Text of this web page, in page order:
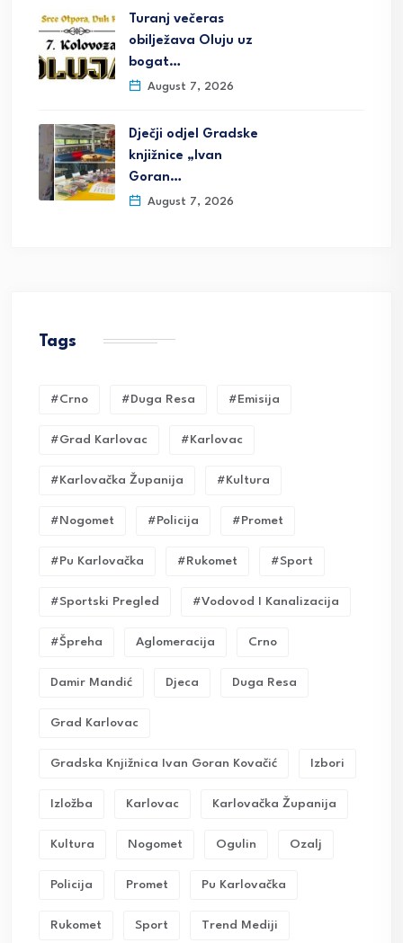
Turanj večeras
obilježava Oluju uz
bogat…
August 7, 2026
Dječji odjel Gradske
knjižnice „Ivan
Goran…
August 7, 2026
Tags
#crno #duga Resa #emisija
#grad Karlovac #karlovac
#karlovačka Županija #kultura
#nogomet #policija #promet
#pu Karlovačka #rukomet #sport
#sportski Pregled #vodovod I Kanalizacija
#Špreha Aglomeracija Crno
Damir Mandić Djeca Duga Resa
Grad Karlovac
Gradska Knjižnica Ivan Goran Kovačić Izbori
Izložba Karlovac Karlovačka Županija
Kultura Nogomet Ogulin Ozalj
Policija Promet Pu Karlovačka
Rukomet Sport Trend Mediji